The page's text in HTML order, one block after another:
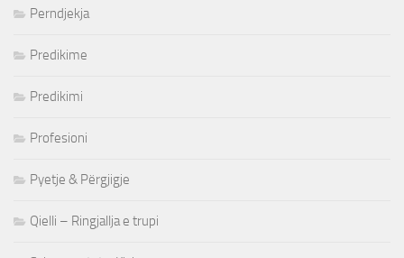
Perndjekja
Predikime
Predikimi
Profesioni
Pyetje & Përgjigje
Qielli – Ringjallja e trupi